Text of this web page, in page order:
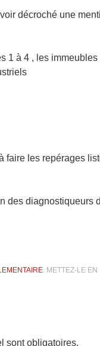
décroché une
1 à 4 , les immeubles
faire les repérages
des diagnostiqueurs
. METTEZ-LE EN
sont obligatoires.